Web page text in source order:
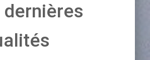
dernières